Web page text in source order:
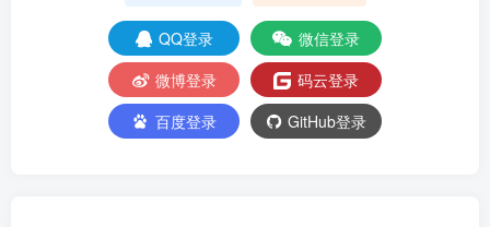
QQ登录
微信登录
微博登录
码云登录
百度登录
GitHub登录